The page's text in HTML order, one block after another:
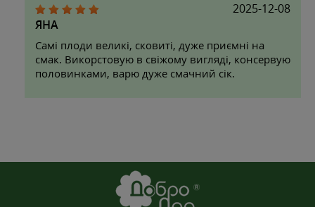
2025-12-08
ЯНА
Самі плоди великі, сковиті, дуже приємні на
смак. Викорстовую в свіжому вигляді, консервую
половинками, варю дуже смачний сік.